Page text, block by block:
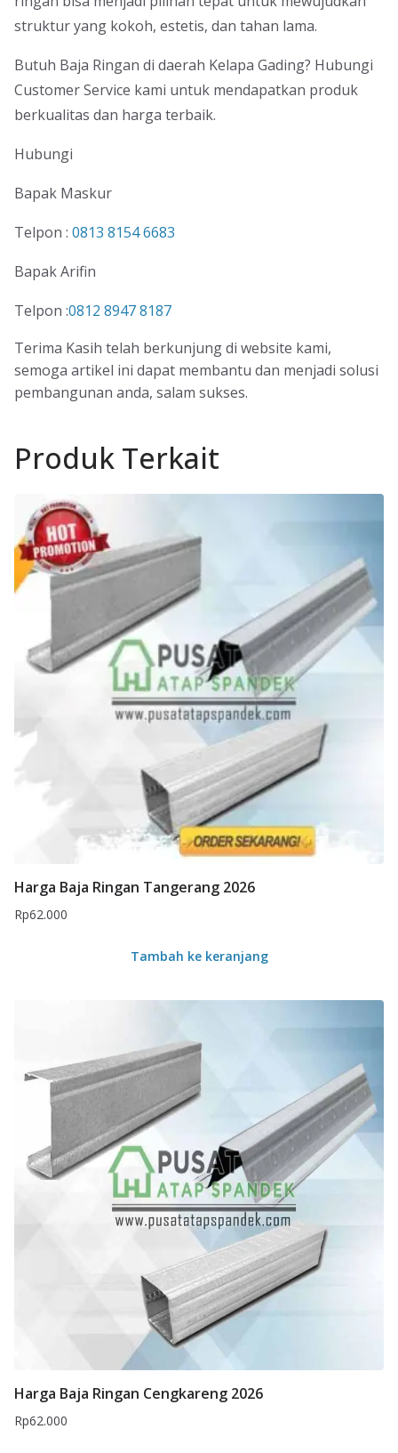
struktur yang kokoh, estetis, dan tahan lama.
Butuh Baja Ringan di daerah Kelapa Gading? Hubungi
Customer Service kami untuk mendapatkan produk
berkualitas dan harga terbaik.
Hubungi
Bapak Maskur
Telpon : 0813 8154 6683
Bapak Arifin
Telpon :0812 8947 8187
Terima Kasih telah berkunjung di website kami,
semoga artikel ini dapat membantu dan menjadi solusi
pembangunan anda, salam sukses.
Produk Terkait
Harga Baja Ringan Tangerang 2026
Rp62.000
Tambah ke keranjang
Harga Baja Ringan Cengkareng 2026
Rp62.000